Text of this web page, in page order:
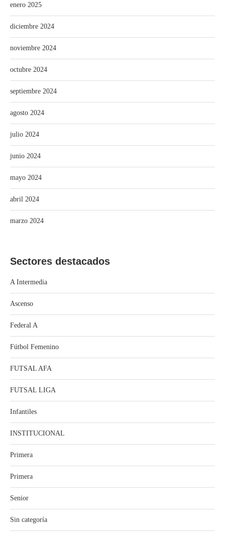
enero 2025
diciembre 2024
noviembre 2024
octubre 2024
septiembre 2024
agosto 2024
julio 2024
junio 2024
mayo 2024
abril 2024
marzo 2024
Sectores destacados
A Intermedia
Ascenso
Federal A
Fútbol Femenino
FUTSAL AFA
FUTSAL LIGA
Infantiles
INSTITUCIONAL
Primera
Primera
Senior
Sin categoría